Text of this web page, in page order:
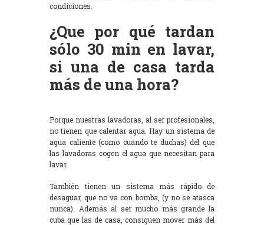
condiciones.
¿Que por qué tardan
sólo 30 min en lavar,
si una de casa tarda
más de una hora?
Porque nuestras lavadoras, al ser profesionales,
no tienen que calentar agua. Hay un sistema de
agua caliente (como cuando te duchas) del que
las lavadoras cogen el agua que necesitan para
lavar.
También tienen un sistema más rápido de
desaguar, que no va con bomba, (y no se atasca
nunca). Además al ser mucho más grande la
cuba que las de casa, consiguen mover más del